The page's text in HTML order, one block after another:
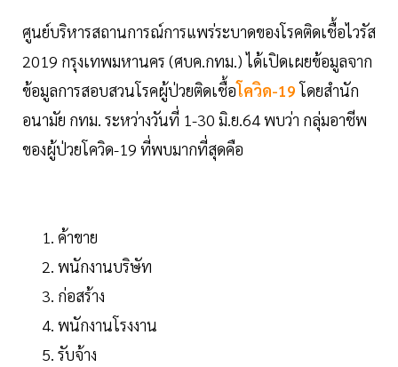
ศูนย์บริหารสถานการณ์การแพร่ระบาดของโรคติดเชื้อไวรัส
2019 กรุงเทพมหานคร (ศบค.กทม.) ได้เปิดเผยข้อมูลจาก
ข้อมูลการสอบสวนโรคผู้ป่วยติดเชื้อโควิด-19โดยสำนัก
อนามัย กทม. ระหว่างวันที่ 1-30 มิ.ย.64 พบว่า กลุ่มอาชีพ
ของผู้ป่วยโควิด-19 ที่พบมากที่สุดคือ
ค้าขาย
พนักงานบริษัท
ก่อสร้าง
พนักงานโรงงาน
รับจ้าง